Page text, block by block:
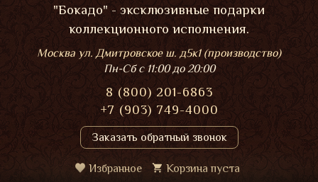
"Бокадо" - эксклюзивные подарки
коллекционного исполнения.
Москва ул. Дмитровское ш. д5к1 (производство)
Пн-Сбс 11:00 до 20:00
8 (800) 201-6863
+7 (903) 749-4000
Заказать обратный звонок
Избранное Корзина пуста